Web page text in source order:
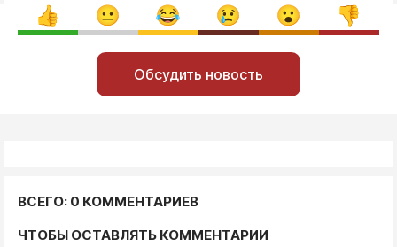
Обсудить новость
ВСЕГО: 0 КОММЕНТАРИЕВ
ЧТОБЫ ОСТАВЛЯТЬ КОММЕНТАРИИ